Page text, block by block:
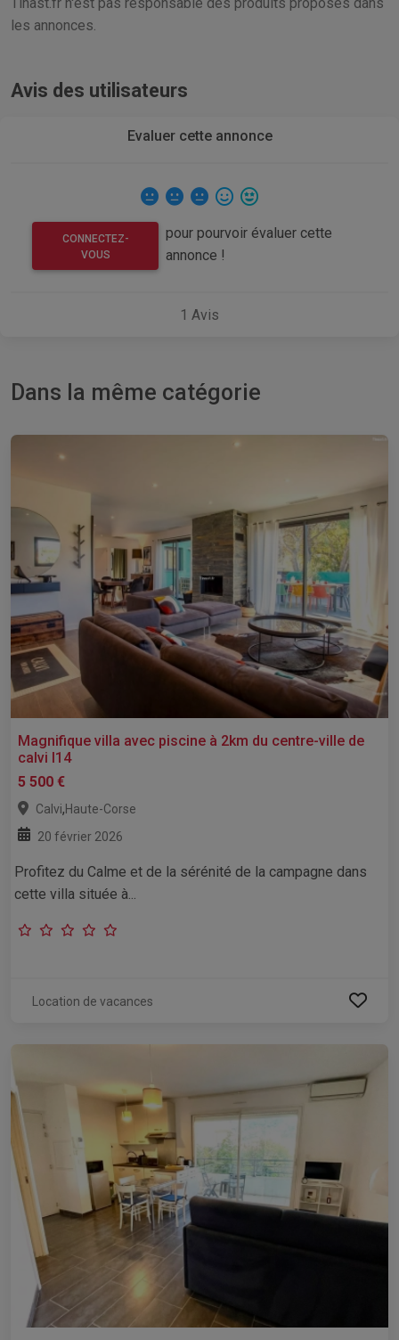
les annonces.
Avis des utilisateurs
Evaluer cette annonce
CONNECTEZ-
VOUS
pour pourvoir évaluer cette
annonce !
1 Avis
Dans la même catégorie
Magnifique villa avec piscine à 2km du centre-ville de
calvi l14
5 500 €
Calvi,Haute-Corse
20 février 2026
Profitez du Calme et de la sérénité de la campagne dans
cette villa située à...
Location de vacances